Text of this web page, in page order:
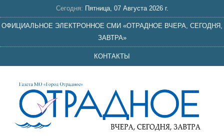
Сегодня: Пятница, 07 Августа 2026 г.
ОФИЦИАЛЬНОЕ ЭЛЕКТРОННОЕ СМИ «ОТРАДНОЕ ВЧЕРА, СЕГОДНЯ,
ЗАВТРА»
КОНТАКТЫ